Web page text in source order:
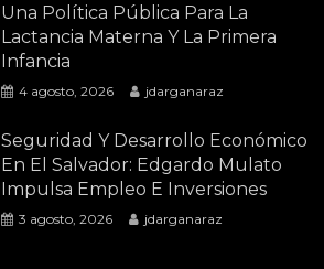
Una Política Pública Para La
Lactancia Materna Y La Primera
Infancia
4 agosto, 2026 jdarganaraz
Seguridad Y Desarrollo Económico
En El Salvador: Edgardo Mulato
Impulsa Empleo E Inversiones
3 agosto, 2026 jdarganaraz